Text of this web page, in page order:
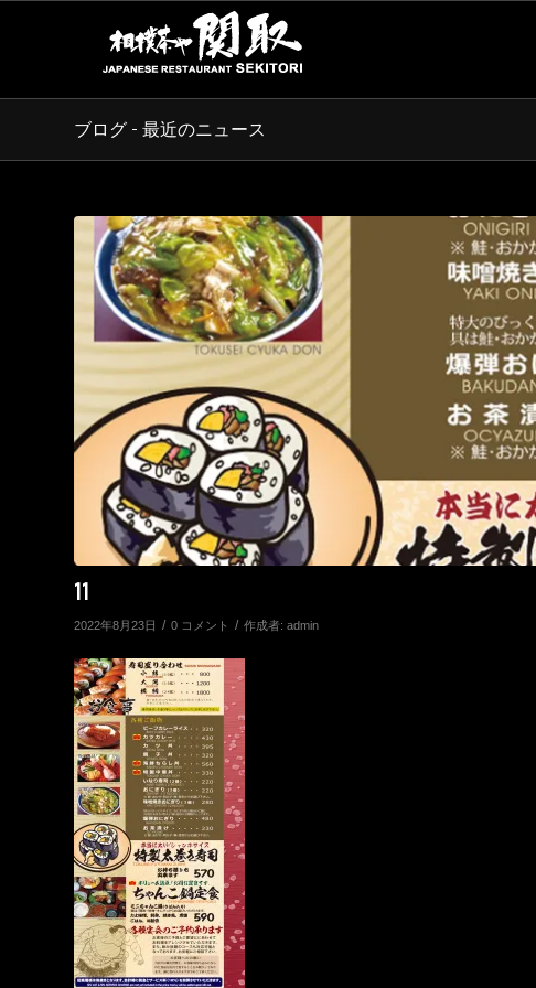
ブログ - 最近のニュース
11
2022年8月23日 / 0 コメント / 作成者: admin